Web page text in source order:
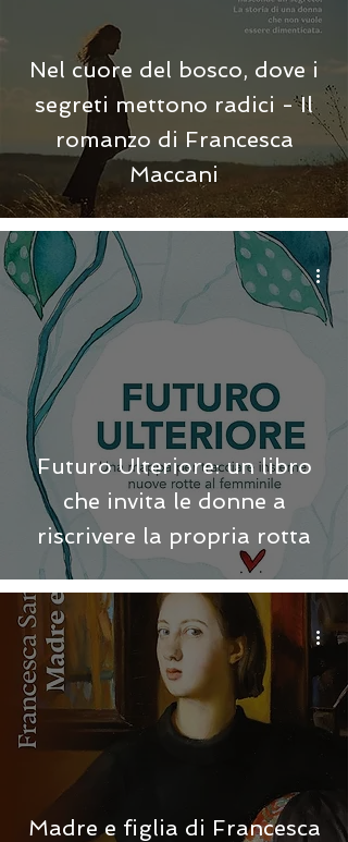
Nel cuore del bosco, dove i
segreti mettono radici - Il
romanzo di Francesca
Maccani
Futuro Ulteriore: un libro
che invita le donne a
riscrivere la propria rotta
Madre e figlia di Francesca